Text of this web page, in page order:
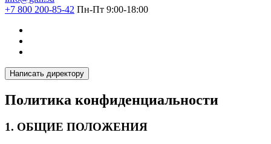
+7 800 200-85-42 Пн-Пт 9:00-18:00
Написать директору
Политика конфиденциальности
1. ОБЩИЕ ПОЛОЖЕНИЯ